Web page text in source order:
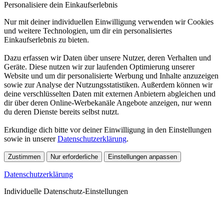
Personalisiere dein Einkaufserlebnis
Nur mit deiner individuellen Einwilligung verwenden wir Cookies
und weitere Technologien, um dir ein personalisiertes
Einkaufserlebnis zu bieten.
Dazu erfassen wir Daten über unsere Nutzer, deren Verhalten und
Geräte. Diese nutzen wir zur laufenden Optimierung unserer
Website und um dir personalisierte Werbung und Inhalte anzuzeigen
sowie zur Analyse der Nutzungsstatistiken. Außerdem können wir
deine verschlüsselten Daten mit externen Anbietern abgleichen und
dir über deren Online-Werbekanäle Angebote anzeigen, nur wenn
du deren Dienste bereits selbst nutzt.
Erkundige dich bitte vor deiner Einwilligung in den Einstellungen
sowie in unsererDatenschutzerklärung.
Zustimmen Nur erforderliche Einstellungen anpassen
Datenschutzerklärung
Individuelle Datenschutz-Einstellungen